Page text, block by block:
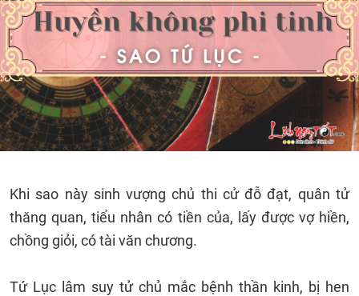
Khi sao này sinh vượng chủ thi cử đỗ đạt, quân tử
thăng quan, tiểu nhân có tiền của, lấy được vợ hiền,
chồng giỏi, có tài văn chương.
Tứ Lục lâm suy tử chủ mắc bệnh thần kinh, bị hen